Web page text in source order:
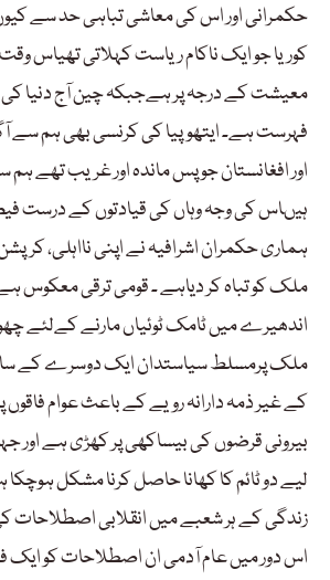
حکمرانی اور اس کی معاشی تباہی حد سے
کوریا جو ایک ناکام ریاست کہلاتی تھیاس
معیشت کے درجہ پر ہےجبکہ چین آج دنیا
فہرست ہے۔ ایتھوپیا کی کرنسی بھی ہم
اور افغانستان جو پس ماندہ اور غریب تھے
ہیںاس کی وجہ وہاں کی قیادتوں کے درست
ہماری حکمران اشرافیہ نے اپنی نااہلی، کرپشن
ملک کو تباہ کر دیاہے ۔ قومی ترقی معکوس ہے
اندھیرے میں ٹامک ٹوئیاں مارنے کےلئے
ملک پرمسلط سیاستدان ایک دوسرے کے
کے غیر ذمہ دارانہ رویے کے باعث عوام
بیرونی قرضوں کی بیساکھی پر کھڑی ہے اور
لیے دو ٹائم کا کھانا حاصل کرنا مشکل ہوچکا
زندگی کے ہر شعبے میں انقلابی
اس دور میں عام آدمی ان اصطلاحات کو